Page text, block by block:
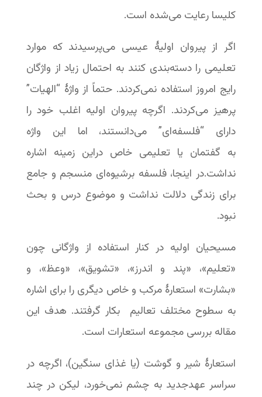
کلیسا رعایت می‌شده است.
اگر از پیروان اولیۀ عیسی می‌پرسیدند که موارد
تعلیمی را دسته‌بندی کنند به احتمال زیاد از واژگان
رایج امروز استفاده نمی‌کردند. حتماً از واژۀ “الهیات”
پرهیز می‌کردند. اگرچه پیروان اولیه اغلب خود را
دارای “فلسفه‌ای” می‌دانستند، اما این واژه
به گفتمان یا تعلیمی خاص دراین زمینه اشاره
نداشت.در اینجا، فلسفه برشیوه‌ای منسجم و جامع
برای زندگی دلالت نداشت و موضوع درس و بحث
نبود.
مسیحیان اولیه در کنار استفاده از واژگانی چون
«تعلیم»، «پند و اندرز»، «تشویق»، «وعظ»، و
«بشارت» استعارۀ مرکب و خاص دیگری را برای اشاره
به سطوح مختلف تعالیم بکار گرفتند. هدف این
مقاله بررسی مجموعه استعارات است.
استعارۀ شیر و گوشت (یا غذای سنگین)، اگرچه در
سراسر عهدجدید به چشم نمی‌خورد، لیکن در چند